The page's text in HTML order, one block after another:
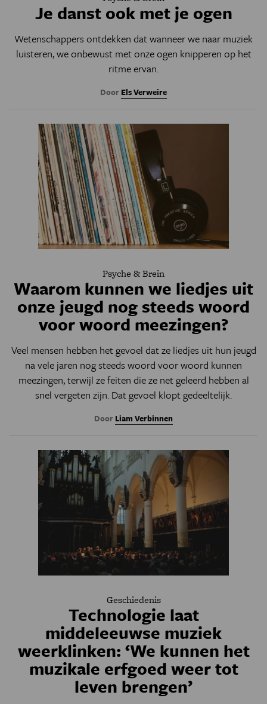
Je danst ook met je ogen
Wetenschappers ontdekken dat wanneer we naar muziek
luisteren, we onbewust met onze ogen knipperen op het
ritme ervan.
Door Els Verweire
Psyche & Brein
Waarom kunnen we liedjes uit
onze jeugd nog steeds woord
voor woord meezingen?
Veel mensen hebben het gevoel dat ze liedjes uit hun jeugd
na vele jaren nog steeds woord voor woord kunnen
meezingen, terwijl ze feiten die ze net geleerd hebben al
snel vergeten zijn. Dat gevoel klopt gedeeltelijk.
Door Liam Verbinnen
Geschiedenis
Technologie laat
middeleeuwse muziek
weerklinken: ‘We kunnen het
muzikale erfgoed weer tot
leven brengen’